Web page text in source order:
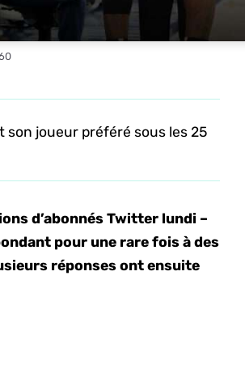
joueur préféré sous les 25
d’abonnés Twitter lundi –
pour une rare fois à des
réponses ont ensuite